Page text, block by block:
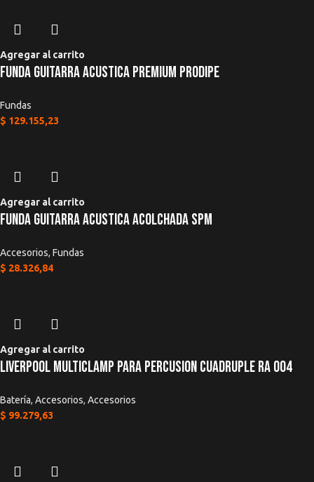
Agregar al carrito
Funda Guitarra Acustica Premium Prodipe
Fundas
$ 129.155,23
Agregar al carrito
Funda Guitarra Acustica Acolchada Spm
Accesorios, Fundas
$ 28.326,84
Agregar al carrito
Liverpool Multiclamp Para Percusion Cuadruple Ra 004
Batería, Accesorios, Accesorios
$ 99.279,63